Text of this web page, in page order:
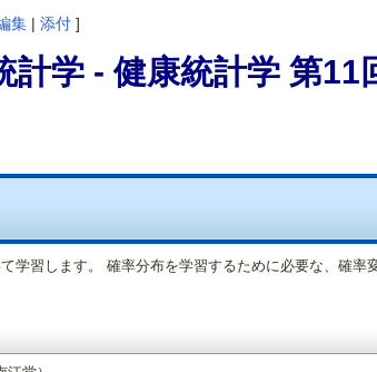
集| 添付]
学 - 健康統計学 第11
学習します。 確率分布を学習するために必要な、確率